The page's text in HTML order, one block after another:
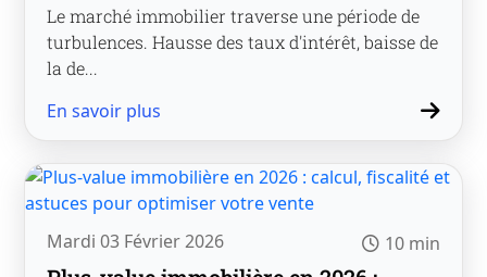
Le marché immobilier traverse une période de
turbulences. Hausse des taux d'intérêt, baisse de
la de...
En savoir plus
Mardi 03 Février 2026 10 min